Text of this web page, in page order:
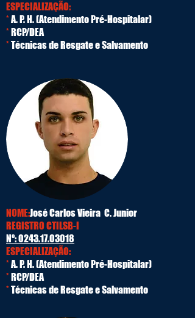
ESPECIALIZAÇÃO:
* A. P. H. (Atendimento Pré-Hospitalar)
* RCP/DEA
* Técnicas de Resgate e Salvamento
NOME:José Carlos Vieira C. Junior
REGISTRO CTILSB-I
Nº:0243.17.03018
ESPECIALIZAÇÃO:
* A. P. H. (Atendimento Pré-Hospitalar)
* RCP/DEA
* Técnicas de Resgate e Salvamento